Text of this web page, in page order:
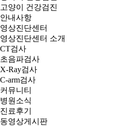
고양이 건강검진
안내사항
영상진단센터
영상진단센터 소개
CT검사
초음파검사
X-Ray검사
C-arm검사
커뮤니티
병원소식
진료후기
동영상게시판